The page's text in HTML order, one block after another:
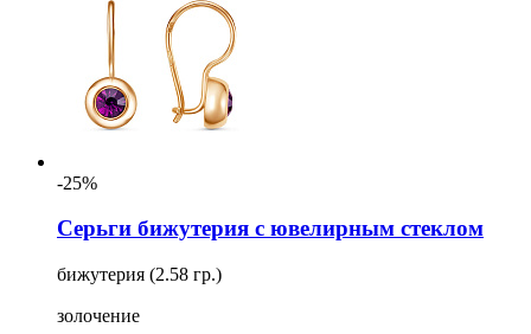
-25%
Серьги бижутерия с ювелирным стеклом
бижутерия (2.58 гр.)
золочение